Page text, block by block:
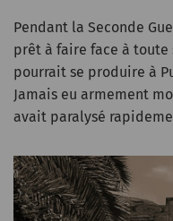
Pendant la Seconde
prêt à faire face à toute
pourrait se produire à
Jamais eu armement
avait paralysé